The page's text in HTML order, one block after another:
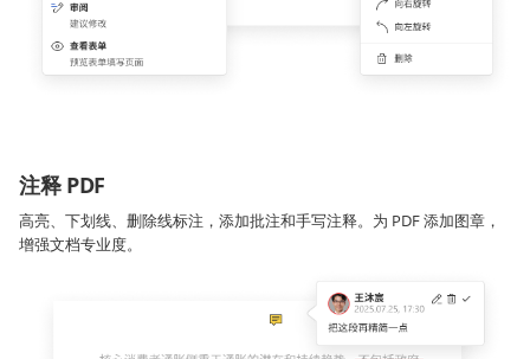
注释 PDF
高亮、下划线、删除线标注，添加批注和手写注释。为 PDF 添加图章，
增强文档专业度。